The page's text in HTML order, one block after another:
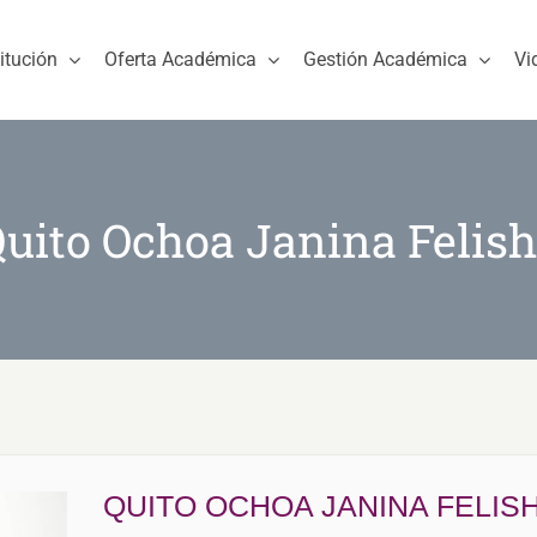
Oferta Académica Gestión Académica
Ochoa Janina
QUITO OCHOA JANINA